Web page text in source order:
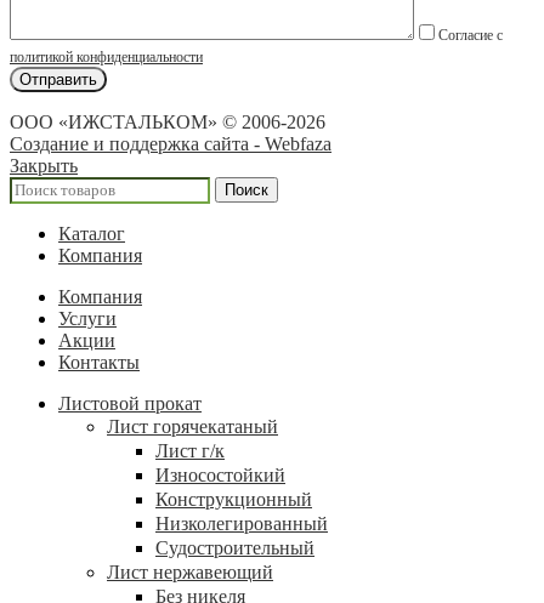
Согласие с
политикой конфиденциальности
ООО «ИЖСТАЛЬКОМ» © 2006-2026
Создание и поддержка сайта - Webfaza
Закрыть
Поиск
Каталог
Компания
Компания
Услуги
Акции
Контакты
Листовой прокат
Лист горячекатаный
Лист г/к
Износостойкий
Конструкционный
Низколегированный
Судостроительный
Лист нержавеющий
Без никеля